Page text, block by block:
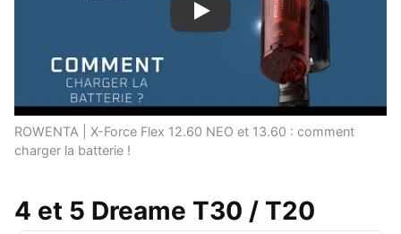
Play
ROWENTA | X-Force Flex 12.60 NEO et 13.60 : comment
charger la batterie !
4 et 5 Dreame T30 / T20